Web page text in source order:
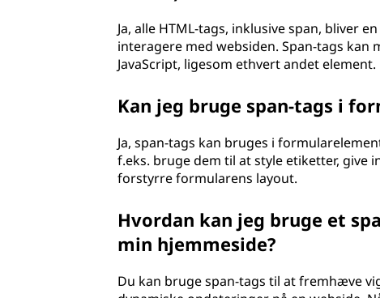
Ja, alle HTML-tags, inklusive span, bliver
interagere med websiden. Span-tags
JavaScript, ligesom ethvert andet element.
Kan jeg bruge span-tags i
Ja, span-tags kan bruges i
f.eks. bruge dem til at style etiketter, give
forstyrre formularens layout.
Hvordan kan jeg bruge et
min hjemmeside?
Du kan bruge span-tags til at fremhæve